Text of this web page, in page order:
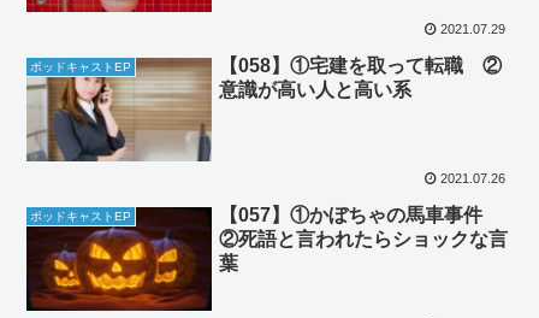
2021.07.29
ポッドキャストEP
【058】①宅建を取って転職 ②
意識が高い人と高い系
2021.07.26
ポッドキャストEP
【057】①かぼちゃの馬車事件
②死語と言われたらショックな言
葉